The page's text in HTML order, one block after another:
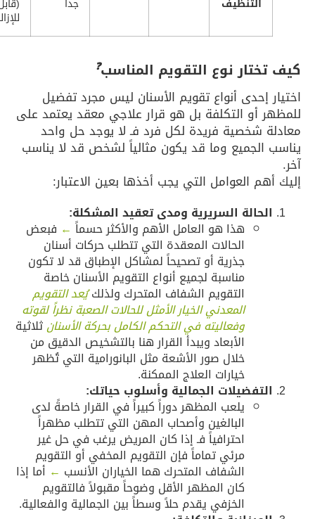
نوع التقويم المناسب❓
إحدى أنواع تقويم الأسنان ليس مجرد تفضيل
أو التكلفة بل هو قرار علاجي معقد يعتمد على
شخصية فريدة لكل فرد فـ لا يوجد حل واحد
الجميع وما قد يكون مثالياً لشخص قد لا يناسب
العوامل التي يجب أخذها بعين الاعتبار:
السريرية ومدى تعقيد المشكلة:
هذا هو العامل الأهم والأكثر حسماً←فبعض
الحالات المعقدة التي تتطلب حركات أسنان
جذرية أو تصحيحاً لمشاكل الإطباق قد لا تكون
مناسبة لجميع أنواع التقويم الأسنان خاصة
التقويم الشفاف المتحرك ولذلكيُعد التقويم
المعدني الخيار الأمثل للحالات الصعبة نظراً لقوته
وفعاليته في التحكم الكامل بحركة الأسنانثلاثية
الأبعاد ويبدأ القرار هنا بالتشخيص الدقيق من
خلال صور الأشعة مثل البانورامية التي تُظهر
خيارات العلاج الممكنة.
الجمالية وأسلوب حياتك:
يلعب المظهر دوراً كبيراً في القرار خاصةً لدى
البالغين وأصحاب المهن التي تتطلب مظهراً
احترافياً فـ إذا كان المريض يرغب في حل غير
مرئي تماماً فإن التقويم المخفي أو التقويم
الشفاف المتحرك هما الخياران الأنسب←أما إذا
كان المظهر الأقل وضوحاً مقبولاً فالتقويم
الخزفي يقدم حلاً وسطاً بين الجمالية والفعالية.